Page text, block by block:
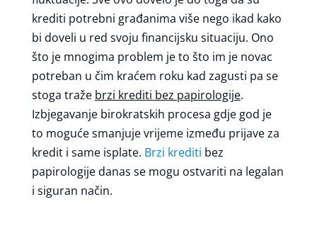
krediti potrebni građanima više nego ikad kako
bi doveli u red svoju financijsku situaciju. Ono
što je mnogima problem je to što im je novac
potreban u čim kraćem roku kad zagusti pa se
stoga traže brzi krediti bez papirologije.
Izbjegavanje birokratskih procesa gdje god je
to moguće smanjuje vrijeme između prijave za
kredit i same isplate. Brzi krediti bez
papirologije danas se mogu ostvariti na legalan
i siguran način.